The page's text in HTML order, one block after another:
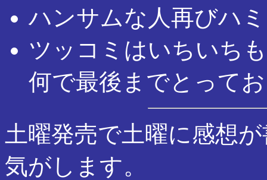
ハンサムな人再びハ
ツッコミはいちいち
何で最後までとって
土曜発売で土曜に感想
気がします。